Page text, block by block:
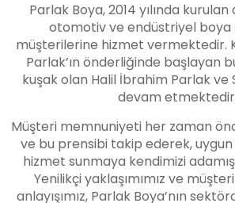
Parlak Boya, 2014 yılında
otomotiv ve endüstriyel boya
müşterilerine hizmet vermektedir.
Parlak’ın önderliğinde başlayan
kuşak olan Halil İbrahim Parlak ve
devam
Müşteri memnuniyeti her zaman
ve bu prensibi takip ederek,
hizmet sunmaya kendimizi
Yenilikçi yaklaşımımız ve
anlayışımız, Parlak Boya’nın